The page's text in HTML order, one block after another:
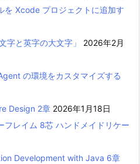
を Xcode プロジェクトに追加す
字と英字の大文字」
2026年2月
の環境をカスタマイズする
Design 2章 2026年1月18日
フレイム 8芯 ハンドメイドリケー
Development with Java 6章